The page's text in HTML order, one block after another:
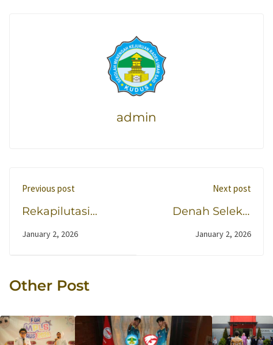
admin
Previous post
Rekapilutasi
Realisasi
Periode Tanggal : 1
Desember 2025
Tahun 2025
January 2, 2026
Next post
Denah Seleksi
SPMB Gelombang
January 2, 2026
Other Post